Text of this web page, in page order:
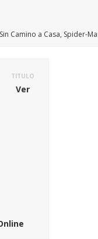
TITULO
Ver